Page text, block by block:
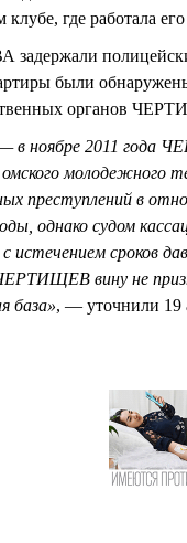
где работала
были
органов
в ноябре 2011 года
молодежного
преступлений в
однако судом
истечением сроков
вину не
база», — уточнили 19